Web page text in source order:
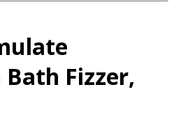
Fizzer,